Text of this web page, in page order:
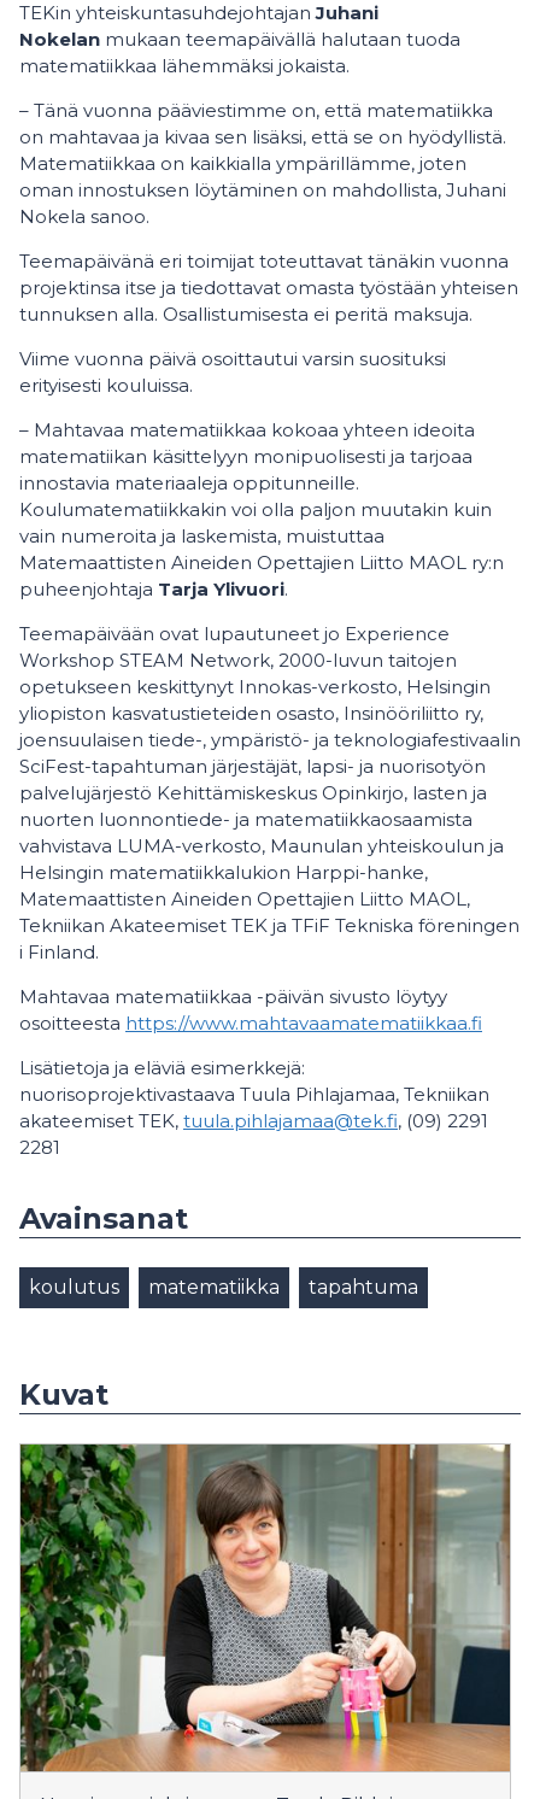
TEKin yhteiskuntasuhdejohtajanJuhani
Nokelan mukaan teemapäivällä halutaan tuoda
matematiikkaa lähemmäksi jokaista.
– Tänä vuonna pääviestimme on, että matematiikka
on mahtavaa ja kivaa sen lisäksi, että se on hyödyllistä.
Matematiikkaa on kaikkialla ympärillämme, joten
oman innostuksen löytäminen on mahdollista, Juhani
Nokela sanoo.
Teemapäivänä eri toimijat toteuttavat tänäkin vuonna
projektinsa itse ja tiedottavat omasta työstään yhteisen
tunnuksen alla. Osallistumisesta ei peritä maksuja.
Viime vuonna päivä osoittautui varsin suosituksi
erityisesti kouluissa.
– Mahtavaa matematiikkaa kokoaa yhteen ideoita
matematiikan käsittelyyn monipuolisesti ja tarjoaa
innostavia materiaaleja oppitunneille.
Koulumatematiikkakin voi olla paljon muutakin kuin
vain numeroita ja laskemista, muistuttaa
Matemaattisten Aineiden Opettajien Liitto MAOL ry:n
puheenjohtaja Tarja Ylivuori.
Teemapäivään ovat lupautuneet jo Experience
Workshop STEAM Network, 2000-luvun taitojen
opetukseen keskittynyt Innokas-verkosto, Helsingin
yliopiston kasvatustieteiden osasto, Insinööriliitto ry,
joensuulaisen tiede-, ympäristö- ja teknologiafestivaalin
SciFest-tapahtuman järjestäjät, lapsi- ja nuorisotyön
palvelujärjestö Kehittämiskeskus Opinkirjo, lasten ja
nuorten luonnontiede- ja matematiikkaosaamista
vahvistava LUMA-verkosto, Maunulan yhteiskoulun ja
Helsingin matematiikkalukion Harppi-hanke,
Matemaattisten Aineiden Opettajien Liitto MAOL,
Tekniikan Akateemiset TEK ja TFiF Tekniska föreningen
i Finland.
Mahtavaa matematiikkaa -päivän sivusto löytyy
osoitteesta https://www.mahtavaamatematiikkaa.fi
Lisätietoja ja eläviä esimerkkejä:
nuorisoprojektivastaava Tuula Pihlajamaa, Tekniikan
akateemiset TEK, tuula.pihlajamaa@tek.fi, (09) 2291
2281
Avainsanat
koulutus matematiikka tapahtuma
Kuvat